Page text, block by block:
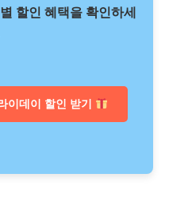
할인 혜택을 확인하세
이데이 할인 받기